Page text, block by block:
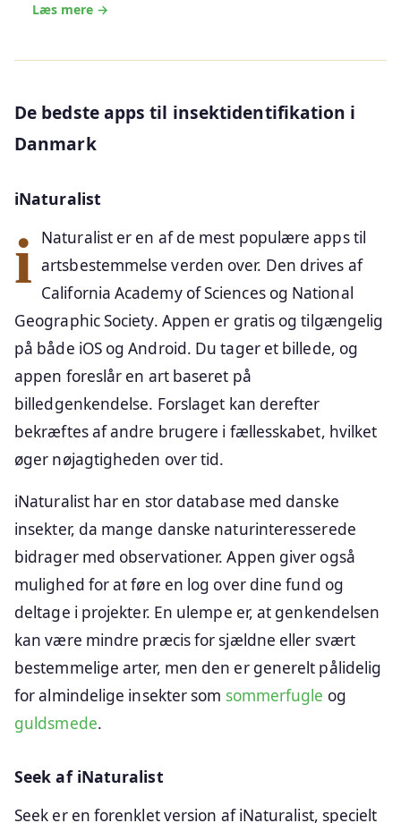
Læs mere →
De bedste apps til insektidentifikation i
Danmark
iNaturalist
iNaturalist er en af de mest populære apps til artsbestemmelse verden over. Den drives af
California Academy of Sciences og National
Geographic Society. Appen er gratis og tilgængelig
på både iOS og Android. Du tager et billede, og
appen foreslår en art baseret på
billedgenkendelse. Forslaget kan derefter
bekræftes af andre brugere i fællesskabet, hvilket
øger nøjagtigheden over tid.
iNaturalist har en stor database med danske
insekter, da mange danske naturinteresserede
bidrager med observationer. Appen giver også
mulighed for at føre en log over dine fund og
deltage i projekter. En ulempe er, at genkendelsen
kan være mindre præcis for sjældne eller svært
bestemmelige arter, men den er generelt pålidelig
for almindelige insekter som sommerfugle og
guldsmede.
Seek af iNaturalist
Seek er en forenklet version af iNaturalist, specielt